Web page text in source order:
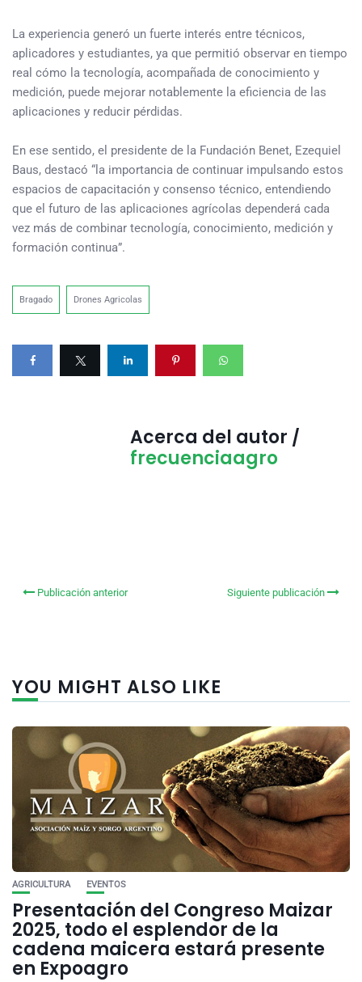
La experiencia generó un fuerte interés entre técnicos,
aplicadores y estudiantes, ya que permitió observar en tiempo
real cómo la tecnología, acompañada de conocimiento y
medición, puede mejorar notablemente la eficiencia de las
aplicaciones y reducir pérdidas.
En ese sentido, el presidente de la Fundación Benet, Ezequiel
Baus, destacó “la importancia de continuar impulsando estos
espacios de capacitación y consenso técnico, entendiendo
que el futuro de las aplicaciones agrícolas dependerá cada
vez más de combinar tecnología, conocimiento, medición y
formación continua”.
Bragado Drones Agricolas
Acerca del autor /
frecuenciaagro
Publicación anterior Siguiente publicación
YOU MIGHT ALSO LIKE
AGRICULTURA EVENTOS
Presentación del Congreso Maizar
2025, todo el esplendor de la
cadena maicera estará presente
en Expoagro